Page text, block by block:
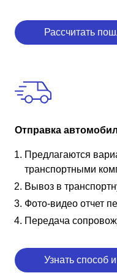
Рассчитать
Отправка
Предлагаются
транспортными
Вывоз в
Фото-видео отчет
Передача
Узнать способ